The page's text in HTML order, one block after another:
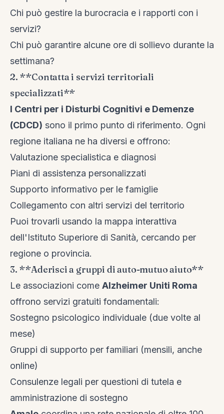
Chi può gestire la burocracia e i rapporti con i
servizi?
Chi può garantire alcune ore di sollievo durante la
settimana?
2. **Contatta i servizi territoriali
specializzati**
I Centri per i Disturbi Cognitivi e Demenze
(CDCD) sono il primo punto di riferimento. Ogni
regione italiana ne ha diversi e offrono:
Valutazione specialistica e diagnosi
Piani di assistenza personalizzati
Supporto informativo per le famiglie
Collegamento con altri servizi del territorio
Puoi trovarli usando la mappa interattiva
dell'Istituto Superiore di Sanità, cercando per
regione o provincia.
3. **Aderisci a gruppi di auto-mutuo aiuto**
Le associazioni come Alzheimer Uniti Roma
offrono servizi gratuiti fondamentali:
Sostegno psicologico individuale (due volte al
mese)
Gruppi di supporto per familiari (mensili, anche
online)
Consulenze legali per questioni di tutela e
amministrazione di sostegno